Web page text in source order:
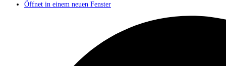
Öffnet in einem neuen Fenster